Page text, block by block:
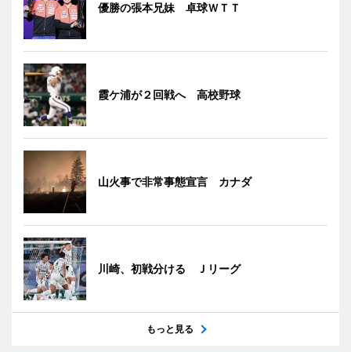
優勝の張本兄妹 卓球ＷＴＴ
霞ケ浦が２回戦へ 高校野球
山火事で非常事態宣言 カナダ
川崎、初戦分ける Ｊリーグ
もっと見る